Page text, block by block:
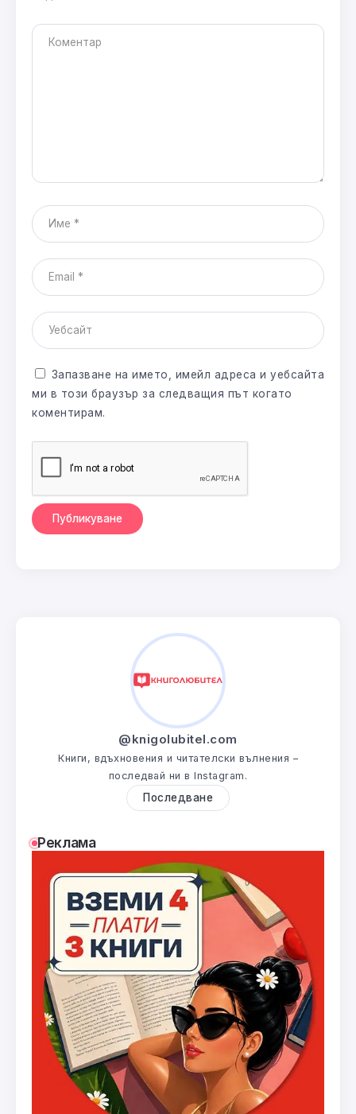
Запазване на името, имейл адреса и уебсайта
ми в този браузър за следващия път когато
коментирам.
@knigolubitel.com
Книги, вдъхновения и читателски вълнения –
последвай ни в Instagram.
Последване
Реклама